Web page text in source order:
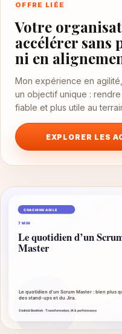
OFFRE LIÉE
Votre
accélérer sans
ni en
Mon expérience en
un objectif unique : rendre
fiable et plus utile au
EXPLORER LES